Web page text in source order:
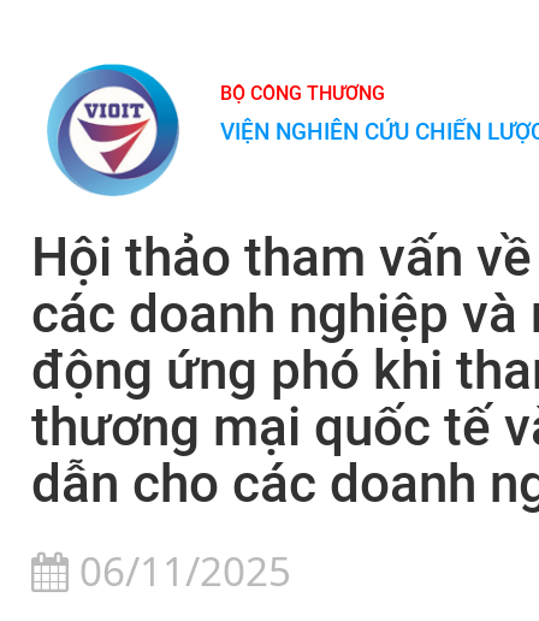
BỘ CÔNG THƯƠNG
VIỆN NGHIÊN CỨU CHIẾN
Hội thảo tham vấn
các doanh nghiệp
động ứng phó khi
thương mại quốc tế
dẫn cho các doanh
06/11/2025